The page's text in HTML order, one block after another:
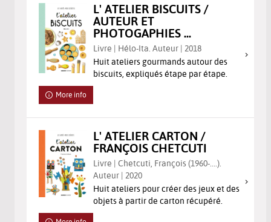
L' ATELIER BISCUITS /
AUTEUR ET
PHOTOGAPHIES ...
Livre | Hélo-Ita. Auteur | 2018
Huit ateliers gourmands autour des
biscuits, expliqués étape par étape.
More info
L' ATELIER CARTON /
FRANÇOIS CHETCUTI
Livre | Chetcuti, François (1960-....).
Auteur | 2020
Huit ateliers pour créer des jeux et des
objets à partir de carton récupéré.